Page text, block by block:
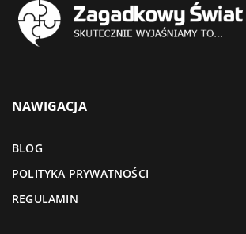
NAWIGACJA
BLOG
POLITYKA PRYWATNOŚCI
REGULAMIN